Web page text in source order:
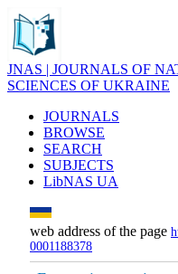
JNAS | JOURNALS OF
SCIENCES OF UKRAINE
JOURNALS
BROWSE
SEARCH
SUBJECTS
LibNAS UA
web address of the page
0001188378